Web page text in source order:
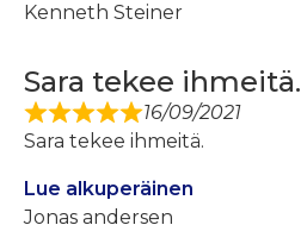
Kenneth Steiner
Sara tekee ihmeitä.
16/09/2021
Sara tekee ihmeitä.
Lue alkuperäinen
Jonas andersen